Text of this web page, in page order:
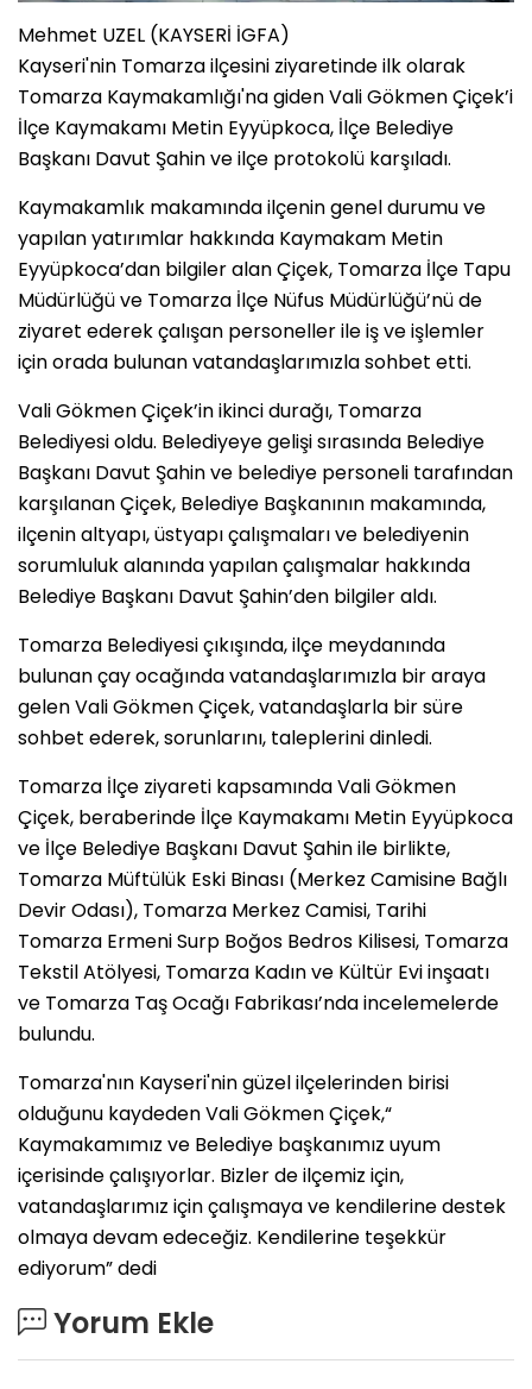
Mehmet UZEL (KAYSERİ İGFA)
Kayseri'nin Tomarza ilçesini ziyaretinde ilk olarak
Tomarza Kaymakamlığı'na giden Vali Gökmen Çiçek’i
İlçe Kaymakamı Metin Eyyüpkoca, İlçe Belediye
Başkanı Davut Şahin ve ilçe protokolü karşıladı.
Kaymakamlık makamında ilçenin genel durumu ve
yapılan yatırımlar hakkında Kaymakam Metin
Eyyüpkoca’dan bilgiler alan Çiçek, Tomarza İlçe Tapu
Müdürlüğü ve Tomarza İlçe Nüfus Müdürlüğü’nü de
ziyaret ederek çalışan personeller ile iş ve işlemler
için orada bulunan vatandaşlarımızla sohbet etti.
Vali Gökmen Çiçek’in ikinci durağı, Tomarza
Belediyesi oldu. Belediyeye gelişi sırasında Belediye
Başkanı Davut Şahin ve belediye personeli tarafından
karşılanan Çiçek, Belediye Başkanının makamında,
ilçenin altyapı, üstyapı çalışmaları ve belediyenin
sorumluluk alanında yapılan çalışmalar hakkında
Belediye Başkanı Davut Şahin’den bilgiler aldı.
Tomarza Belediyesi çıkışında, ilçe meydanında
bulunan çay ocağında vatandaşlarımızla bir araya
gelen Vali Gökmen Çiçek, vatandaşlarla bir süre
sohbet ederek, sorunlarını, taleplerini dinledi.
Tomarza İlçe ziyareti kapsamında Vali Gökmen
Çiçek, beraberinde İlçe Kaymakamı Metin Eyyüpkoca
ve İlçe Belediye Başkanı Davut Şahin ile birlikte,
Tomarza Müftülük Eski Binası (Merkez Camisine Bağlı
Devir Odası), Tomarza Merkez Camisi, Tarihi
Tomarza Ermeni Surp Boğos Bedros Kilisesi, Tomarza
Tekstil Atölyesi, Tomarza Kadın ve Kültür Evi inşaatı
ve Tomarza Taş Ocağı Fabrikası’nda incelemelerde
bulundu.
Tomarza'nın Kayseri'nin güzel ilçelerinden birisi
olduğunu kaydeden Vali Gökmen Çiçek,“
Kaymakamımız ve Belediye başkanımız uyum
içerisinde çalışıyorlar. Bizler de ilçemiz için,
vatandaşlarımız için çalışmaya ve kendilerine destek
olmaya devam edeceğiz. Kendilerine teşekkür
ediyorum” dedi
Yorum Ekle